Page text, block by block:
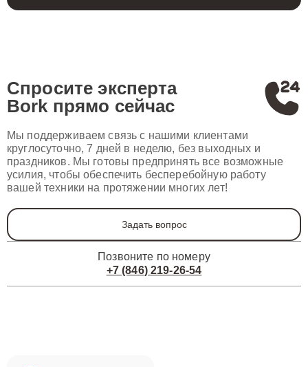
Спросите эксперта
Bork прямо сейчас
Мы поддерживаем связь с нашими клиентами
круглосуточно, 7 дней в неделю, без выходных и
праздников. Мы готовы предпринять все возможные
усилия, чтобы обеспечить бесперебойную работу
вашей техники на протяжении многих лет!
Задать вопрос
Позвоните по номеру
+7 (846) 219-26-54